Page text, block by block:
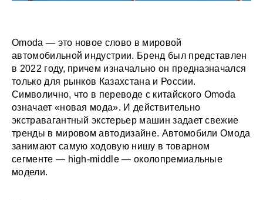
Omoda — это новое слово в мировой
автомобильной индустрии. Бренд был представлен
в 2022 году, причем изначально он предназначался
только для рынков Казахстана и России.
Символично, что в переводе с китайского Omoda
означает «новая мода». И действительно
экстравагантный экстерьер машин задает свежие
тренды в мировом автодизайне. Автомобили Омода
занимают самую ходовую нишу в товарном
сегменте — high-middle — околопремиальные
модели.